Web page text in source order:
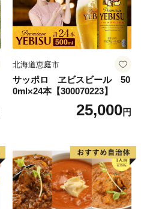
北海道恵庭市
サッポロ ヱビスビール 50
0ml×24本【300070223】
25,000円